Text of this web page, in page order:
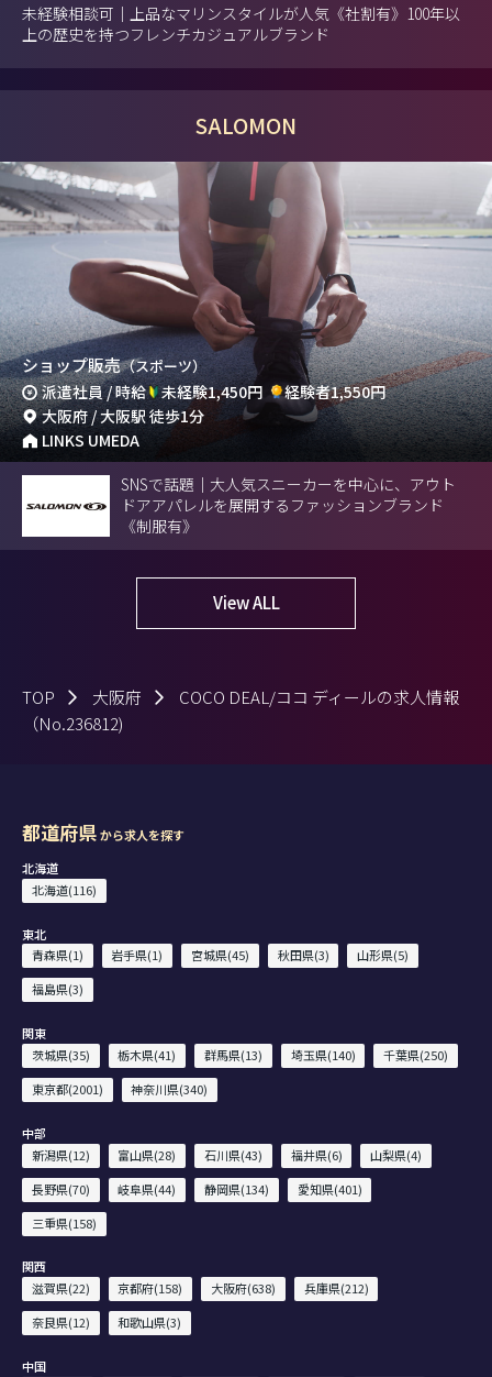
未経験相談可｜上品なマリンスタイルが人気《社割有》100年以
上の歴史を持つフレンチカジュアルブランド
SALOMON
ショップ販売（スポーツ）
派遣社員 / 時給 未経験1,450円
経験者1,550円
大阪府 / 大阪駅 徒歩1分
LINKS UMEDA
SNSで話題｜大人気スニーカーを中心に、アウト
ドアアパレルを展開するファッションブランド
《制服有》
View ALL
TOP 大阪府
COCO DEAL/ココ ディールの求人情報
（No.236812)
都道府県から求人を探す
北海道
北海道(116)
東北
青森県(1)
岩手県(1) 宮城県(45) 秋田県(3)
山形県(5)
福島県(3)
関東
茨城県(35)
栃木県(41) 群馬県(13) 埼玉県(140)
千葉県(250)
東京都(2001)
神奈川県(340)
中部
新潟県(12)
富山県(28) 石川県(43) 福井県(6)
山梨県(4)
長野県(70)
岐阜県(44) 静岡県(134)
愛知県(401)
三重県(158)
関西
滋賀県(22)
京都府(158) 大阪府(638)
兵庫県(212)
奈良県(12)
和歌山県(3)
中国